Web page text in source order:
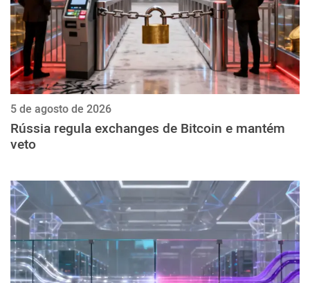
5 de agosto de 2026
Rússia regula exchanges de Bitcoin e mantém
veto